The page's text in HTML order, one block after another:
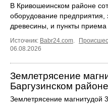
В Кривошеинском районе
оборудование
древесины, и пункты приема
Источник: Babr24.com.
06.08.2026
Землетрясение
Баргузинском
Землетрясение магнитудой